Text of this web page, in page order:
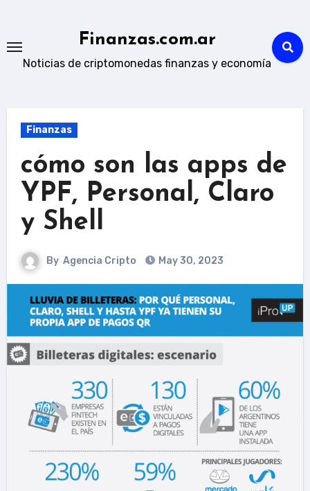
content
Finanzas.com.ar
Noticias de criptomonedas finanzas y economía
Finanzas
cómo son las apps de
YPF, Personal, Claro
y Shell
By Agencia Cripto May 30, 2023